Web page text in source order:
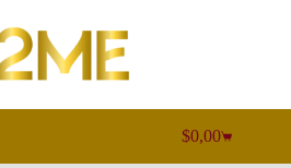
Carro
de
$0,00